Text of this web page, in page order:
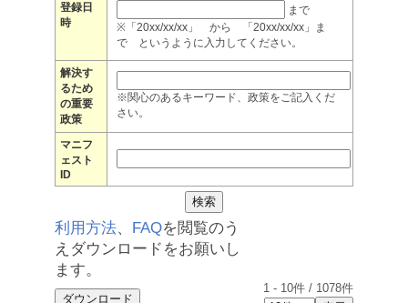
登録日
時
まで
※「20xx/xx/xx」 から 「20xx/xx/xx」ま
で というように入力してください。
解決す
るため
の重要
政策
※関心のあるキーワード、政策をご記入くだ
さい。
マニフ
ェスト
ID
利用方法、 FAQを閲覧のう
えダウンロードをお願いし
ます。
1 - 10件 / 1078件